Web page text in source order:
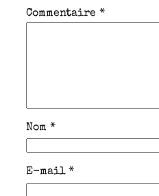
Commentaire *
Nom *
E-mail*